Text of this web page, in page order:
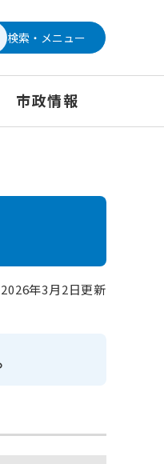
検索・メニュー
市政情報
年3月2日更新